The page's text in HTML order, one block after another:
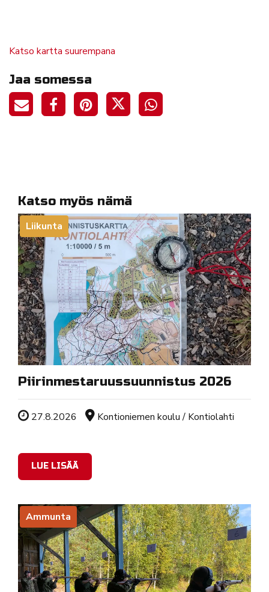
Katso kartta suurempana
Jaa somessa
Katso myös nämä
Liikunta
Piirinmestaruussuunnistus 2026
Tapahtuman ajankohta
27.8.2026 Sijainti
Kontioniemen koulu / Kontiolahti
LUE LISÄÄ
Ammunta